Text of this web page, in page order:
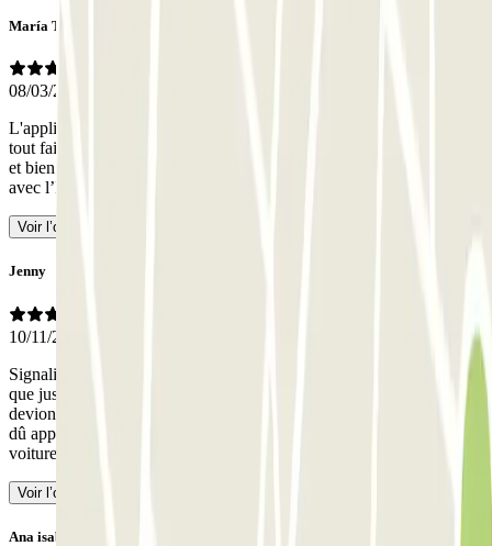
María Teresa
08/03/2026
L'application prélève des frais de gestion de près de 4€ lorsque j'ai
tout fait moi-même. Les remboursements sont lents si vous annulez
et bien sûr, les frais de gestion ne vous sont pas remboursés
avec l’IA
Voir l’original
Jenny
10/11/2025
Signalisation médiocre de la voie d'entrée, le personnel n'est présent
que jusqu'à 14h00 les week-ends et selon les instructions, nous
devions nous rendre à pour qu'il nous donne une carte. Nous avons
dû appeler pour qu'il nous donne le code pour entrer et récupérer la
voiture
Voir l’original
Ana isabel